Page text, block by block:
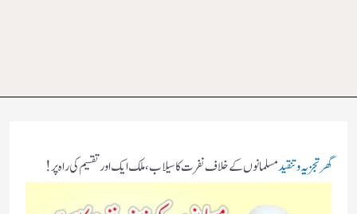
گھرتجزیہ و تنقیدمسلمانوں کے خلاف نفرت کا سیلاب،ملک ایک اور تقسیم کی راہ پر!